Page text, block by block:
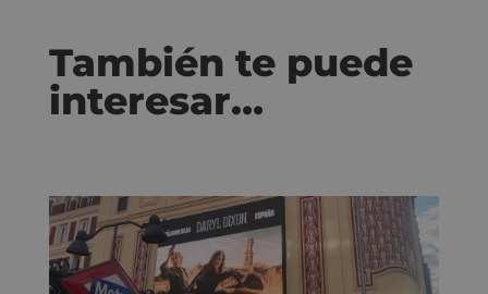
También te puede
interesar…